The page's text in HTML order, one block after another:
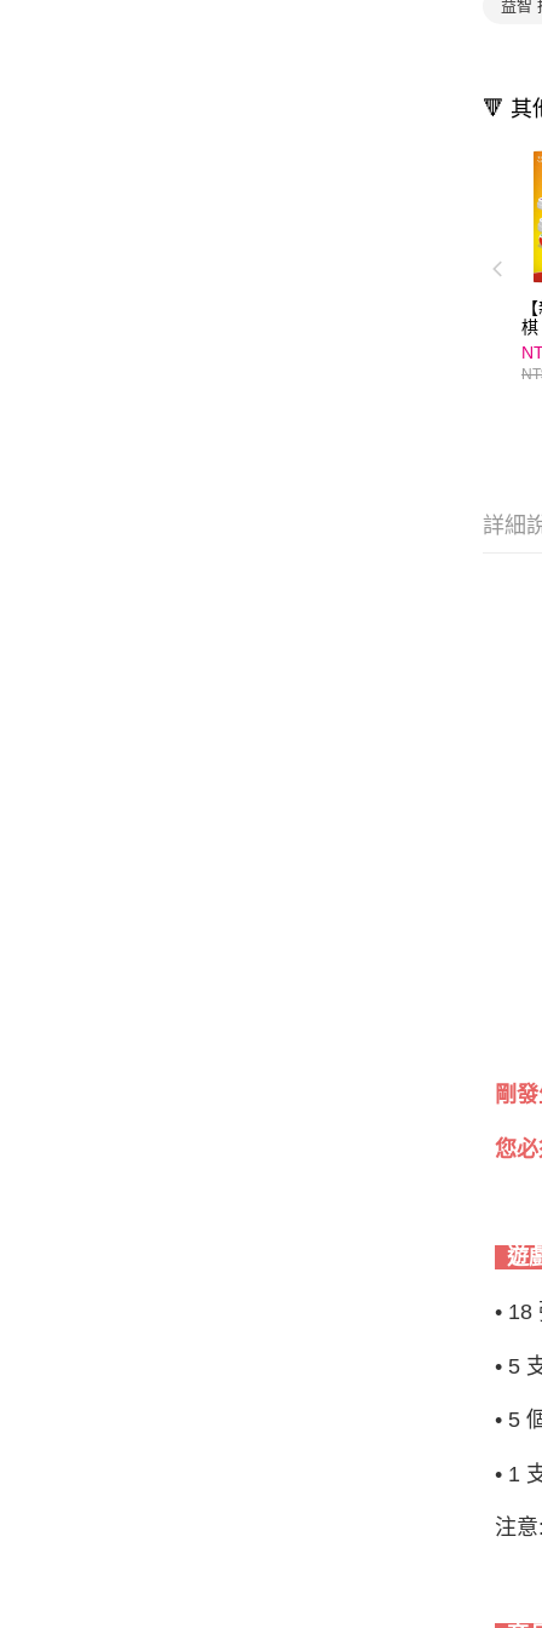
益智
🔻 其
棋
詳細
剛
您
遊
• 18
• 5
• 5
• 1
注